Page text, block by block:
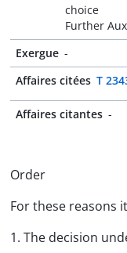
choice
Further
Exergue -
Affaires citées T
Affaires citantes -
Order
For these reasons
1. The decision